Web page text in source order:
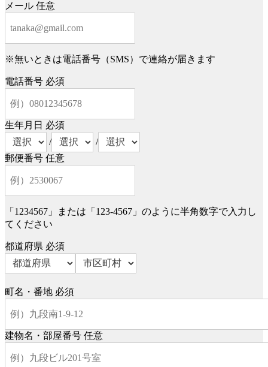
メール 任意
※無いときは電話番号（SMS）で連絡が届きます
電話番号 必須
生年月日 必須
/
/
郵便番号 任意
「1234567」または「123-4567」のように半角数字で入力し
てください
都道府県 必須
町名・番地 必須
建物名・部屋番号 任意